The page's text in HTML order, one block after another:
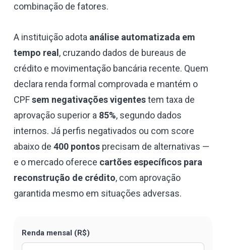
combinação de fatores.
A instituição adota análise automatizada em
tempo real , cruzando dados de bureaus de
crédito e movimentação bancária recente. Quem
declara renda formal comprovada e mantém o
CPFsem negativações vigentestem taxa de
aprovação superior a 85%, segundo dados
internos. Já perfis negativados ou com score
abaixo de 400 pontos precisam de alternativas —
e o mercado oferece cartões específicos para
reconstrução de crédito, com aprovação
garantida mesmo em situações adversas.
Renda mensal (R$)